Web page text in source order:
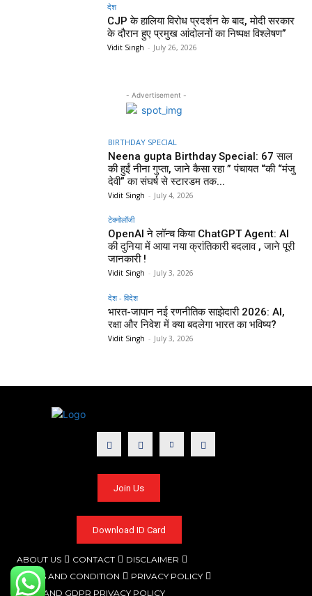
देश
CJP के हालिया विरोध प्रदर्शन के बाद, मोदी सरकार
के दौरान हुए प्रमुख आंदोलनों का निष्पक्ष विश्लेषण”
Vidit Singh - July 26, 2026
- Advertisement -
BIRTHDAY SPECIAL
Neena gupta Birthday Special: 67 साल
की हुईं नीना गुप्ता, जाने कैसा रहा ” पंचायत “की “मंजु
देवी” का संघर्ष से स्टारडम तक...
Vidit Singh - July 4, 2026
टेक्नोलॉजी
OpenAI ने लॉन्च किया ChatGPT Agent: AI
की दुनिया में आया नया क्रांतिकारी बदलाव , जाने पूरी
जानकारी !
Vidit Singh - July 3, 2026
देश - विदेश
भारत-जापान नई रणनीतिक साझेदारी 2026: AI,
रक्षा और निवेश में क्या बदलेगा भारत का भविष्य?
Vidit Singh - July 3, 2026
Join Us
Download ID Card
ABOUT US CONTACT
DISCLAIMER
TERMS AND CONDITION
PRIVACY POLICY
CCPA AND GDPR PRIVACY POLICY